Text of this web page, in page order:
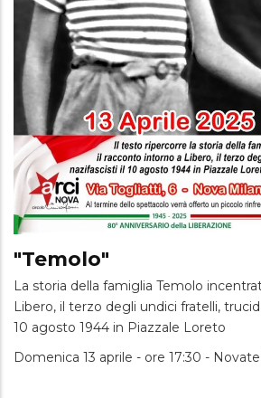
"Temolo"
La storia della famiglia Temolo
Libero, il terzo degli undici fratelli,
10 agosto 1944 in Piazzale Loreto
Domenica 13 aprile - ore 17:30 -